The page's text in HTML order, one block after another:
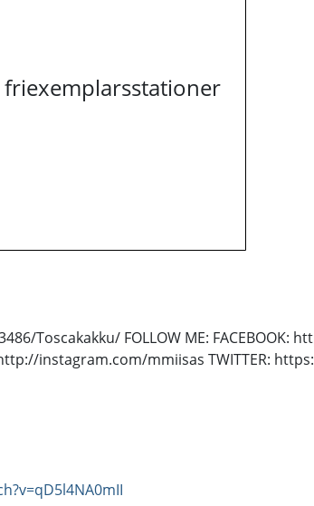
Toscakakku/ FOLLOW ME: FACEBOOK:
instagram.com/mmiisas TWITTER: